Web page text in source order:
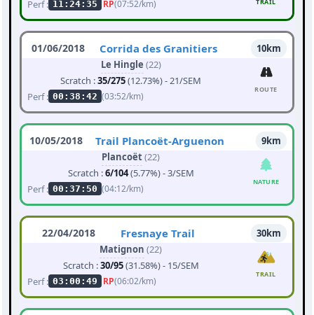
Perf : 11:24:35 RP(07:52/km)
01/06/2018 Corrida des Granitiers
10km
Le Hingle (22)
Scratch :35/275(12.73%) - 21/SEM
Perf : 00:38:42 (03:52/km)
ROUTE
10/05/2018 Trail Plancoët-Arguenon
9km
Plancoët(22)
Scratch :6/104(5.77%) - 3/SEM
Perf : 00:37:50 (04:12/km)
NATURE
22/04/2018 Fresnaye Trail
30km
Matignon (22)
Scratch :30/95(31.58%) - 15/SEM
Perf : 03:00:49 RP(06:02/km)
TRAIL